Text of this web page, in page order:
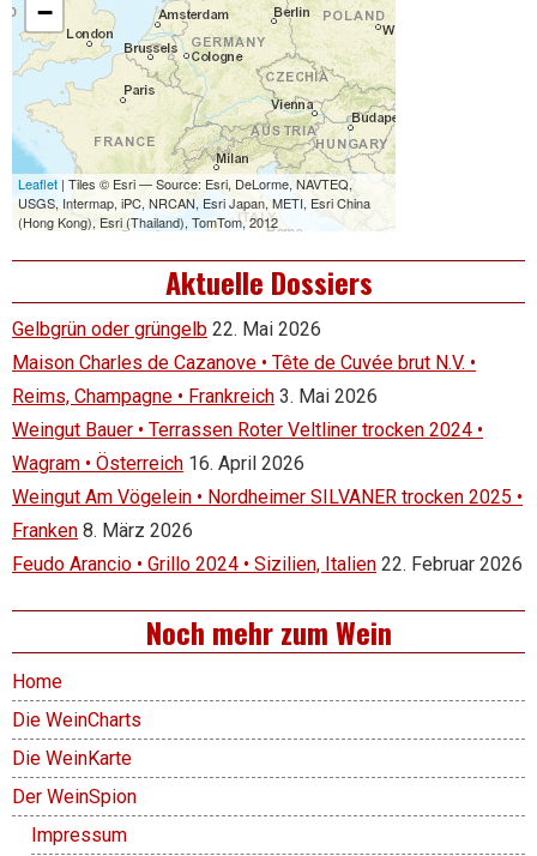
Aktuelle Dossiers
Gelbgrün oder grüngelb 22. Mai 2026
Maison Charles de Cazanove • Tête de Cuvée brut N.V. •
Reims, Champagne • Frankreich 3. Mai 2026
Weingut Bauer • Terrassen Roter Veltliner trocken 2024 •
Wagram • Österreich 16. April 2026
Weingut Am Vögelein • Nordheimer SILVANER trocken 2025 •
Franken 8. März 2026
Feudo Arancio • Grillo 2024 • Sizilien, Italien 22. Februar 2026
Noch mehr zum Wein
Home
Die WeinCharts
Die WeinKarte
Der WeinSpion
Impressum